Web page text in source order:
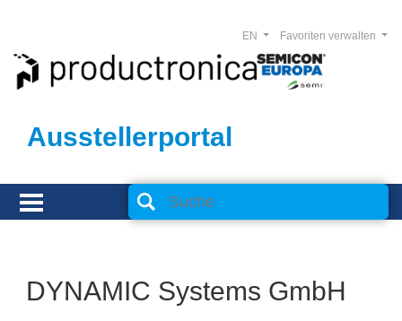
Ausstellerportal
Favoriten verwalten
EN
DYNAMIC Systems GmbH